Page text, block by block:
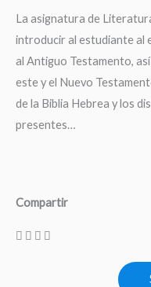
La asignatura de
introducir al estudiante al
al Antiguo Testamento,
este y el Nuevo
de la Biblia Hebrea y los
presentes…
Compartir